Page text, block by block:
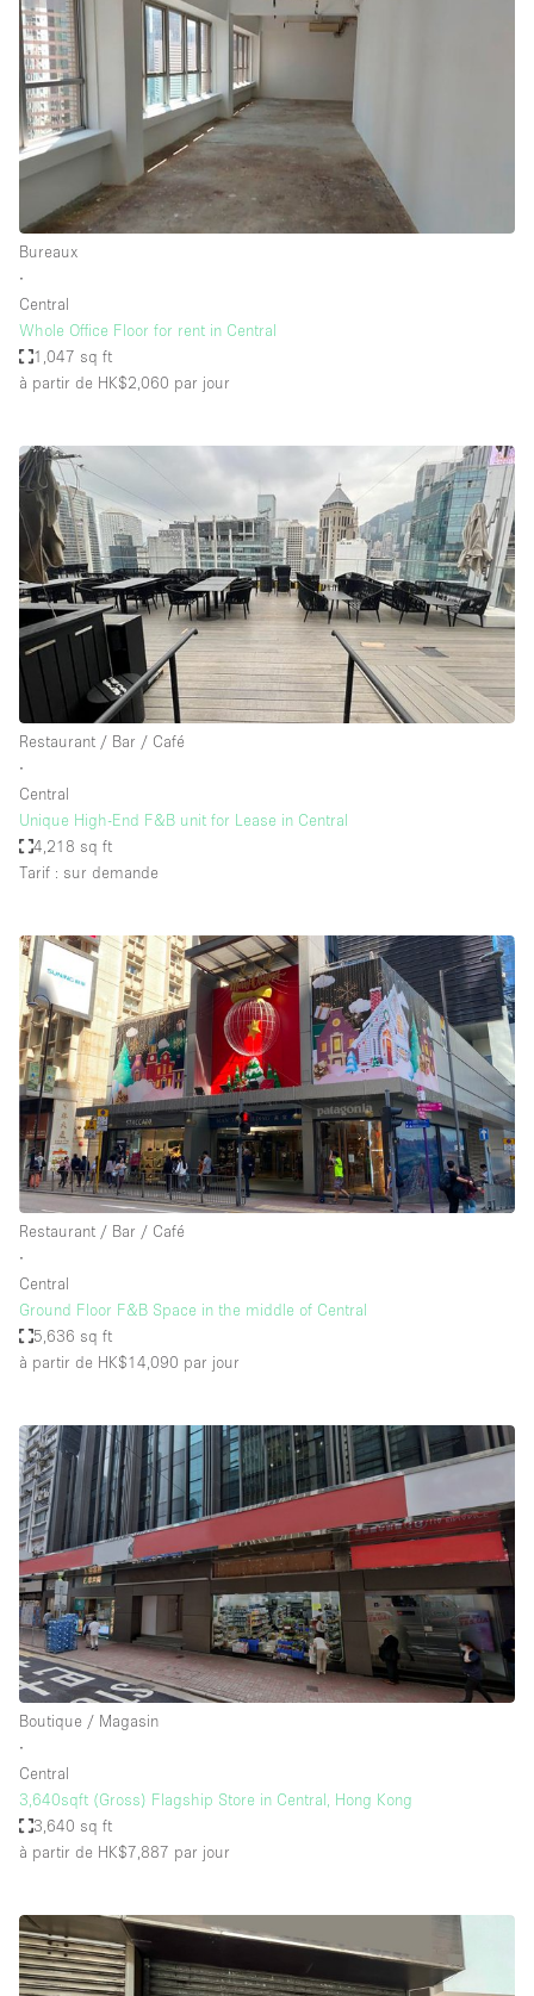
Bureaux
∙
Central
Whole Office Floor for rent in Central
1,047 sq ft
à partir de HK$2,060 par jour
Restaurant / Bar / Café
∙
Central
Unique High-End F&B unit for Lease in Central
4,218 sq ft
Tarif : sur demande
Restaurant / Bar / Café
∙
Central
Ground Floor F&B Space in the middle of Central
5,636 sq ft
à partir de HK$14,090 par jour
Boutique / Magasin
∙
Central
3,640sqft (Gross) Flagship Store in Central, Hong Kong
3,640 sq ft
à partir de HK$7,887 par jour